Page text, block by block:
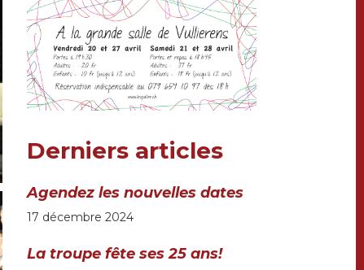
Derniers articles
Agendez les nouvelles dates
17 décembre 2024
La troupe fête ses 25 ans!